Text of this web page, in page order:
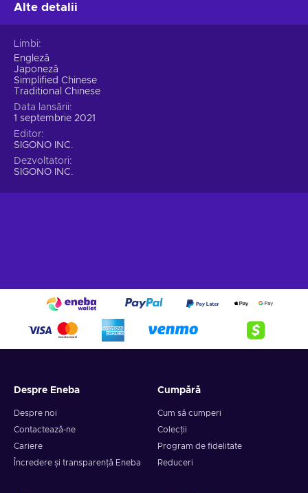
Alte detalii
Limbi
Engleză
Japoneză
Simplified Chinese
Traditional Chinese
Data lansării
1 septembrie 2021
Editor
SIGONO INC.
Dezvoltatori
SIGONO INC.
Despre Eneba
Despre noi
Contactează-ne
Cariere
Încredere și transparență Eneba
Cumpără
Cum să cumperi
Colecții
Program de fidelitate
Reduceri